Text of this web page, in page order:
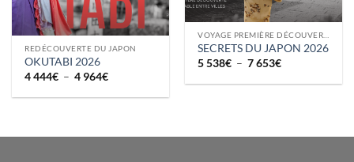
SECRETS DU JAPON 2026
5 538€ – 7 653€Plage
prix :
653€
REDÉCOUVERTE DU JAPON
OKUTABI 2026
4 444€ – 4 964€Plage
prix :
4